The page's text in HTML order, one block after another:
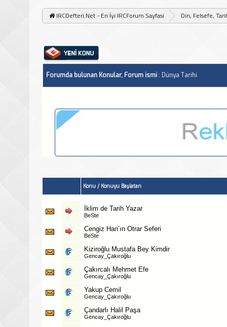
IRCDefteri.Net - En İyi IRCForum Sayfasi Din, Felsefe,
Forumda bulunan Konular, Forum ismi : Dünya Tarihi
Konu / Konuyu Başlatan
İklim de Tarih Yazar
BeSte
Cengiz Han’ın Otrar Seferi
BeSte
Kiziroğlu Mustafa Bey Kimdir
Gencay_Çakıroğlu
Çakırcalı Mehmet Efe
Gencay_Çakıroğlu
Yakup Cemil
Gencay_Çakıroğlu
Çandarlı Halil Paşa
Gencay_Çakıroğlu